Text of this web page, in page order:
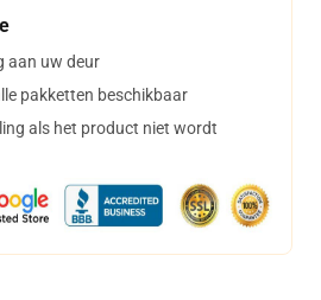
aan uw deur
pakketten beschikbaar
als het product niet wordt